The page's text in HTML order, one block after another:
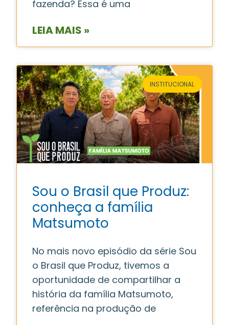
fazenda? Essa é uma
LEIA MAIS »
INSTITUCIONAL
Sou o Brasil que Produz:
conheça a família
Matsumoto
No mais novo episódio da série Sou
o Brasil que Produz, tivemos a
oportunidade de compartilhar a
história da família Matsumoto,
referência na produção de